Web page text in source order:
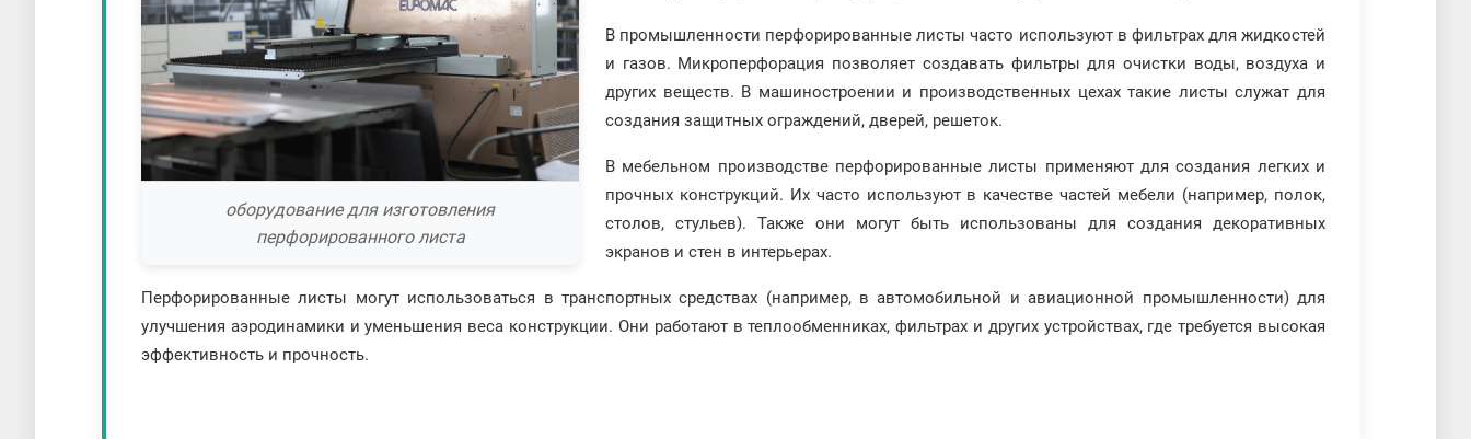
оборудование для изготовления
перфорированного листа
В промышленности перфорированные листы часто используют в фильтрах для жидкостей
и газов. Микроперфорация позволяет создавать фильтры для очистки воды, воздуха и
других веществ. В машиностроении и производственных цехах такие листы служат для
создания защитных ограждений, дверей, решеток.
В мебельном производстве перфорированные листы применяют для создания легких и
прочных конструкций. Их часто используют в качестве частей мебели (например, полок,
столов, стульев). Также они могут быть использованы для создания декоративных
экранов и стен в интерьерах.
Перфорированные листы могут использоваться в транспортных средствах (например, в автомобильной и авиационной промышленности) для
улучшения аэродинамики и уменьшения веса конструкции. Они работают в теплообменниках, фильтрах и других устройствах, где требуется высокая
эффективность и прочность.